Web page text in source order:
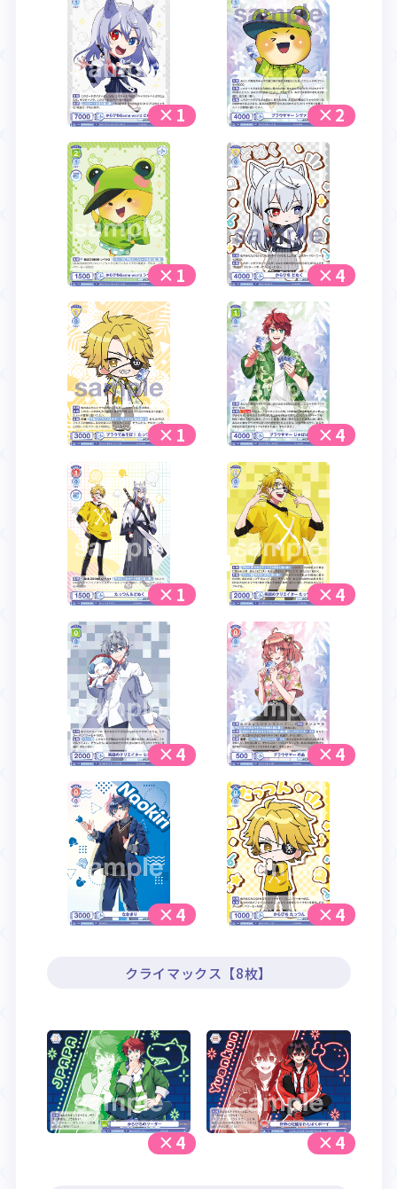
×1 ×2
×1 ×4
×1 ×4
×1 ×4
×4 ×4
×4 ×4
クライマックス【8枚】
×4 ×4